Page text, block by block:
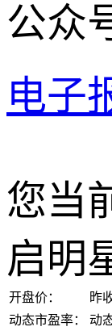
公众
电子
您当
启明
开盘价： 昨
动态市盈率：
动